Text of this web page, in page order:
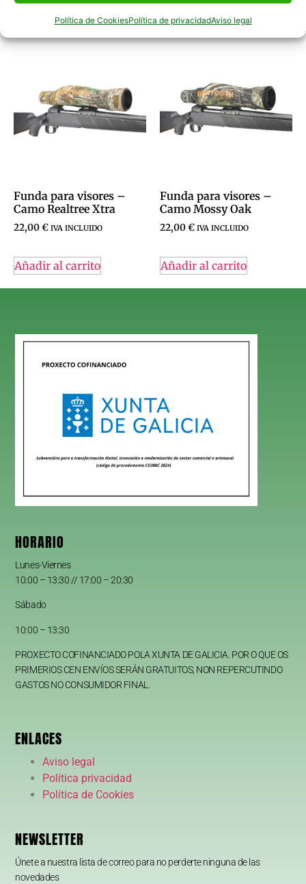
Política de CookiesPolítica de privacidadAviso legal
Productos Relacionados
Funda para visores –
Camo Realtree Xtra
22,00€ IVA INCLUIDO
Añadir al carrito
Funda para visores –
Camo Mossy Oak
22,00€ IVA INCLUIDO
Añadir al carrito
HORARIO
Lunes-Viernes
10:00 – 13:30 // 17:00 – 20:30
Sábado
10:00 – 13:30
PROXECTO COFINANCIADO POLA XUNTA DE GALICIA. POR O QUE OS
PRIMERIOS CEN ENVÍOS SERÁN GRATUITOS, NON REPERCUTINDO
GASTOS NO CONSUMIDOR FINAL.
ENLACES
Aviso legal
Política privacidad
Política de Cookies
NEWSLETTER
Únete a nuestra lista de correo para no perderte ninguna de las
novedades